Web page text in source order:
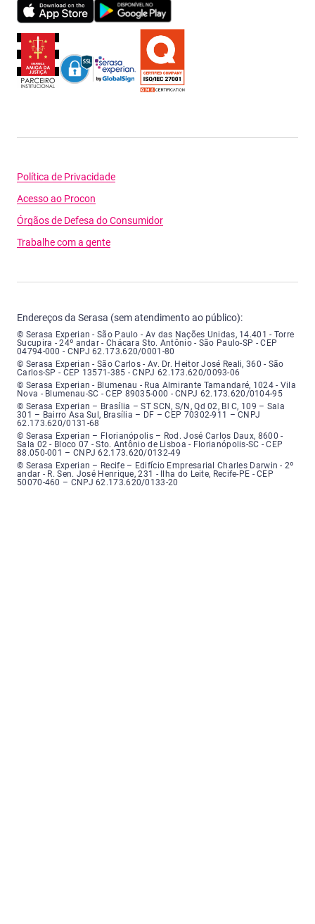
Política de Privacidade
Acesso ao Procon
Órgãos de Defesa do Consumidor
Trabalhe com a gente
Endereços da Serasa (sem atendimento ao público):
Serasa Experian - São Paulo - Endereço: Avenida das Nações Unidas,
© Serasa Experian - São Paulo - Av das Nações Unidas, 14.401 - Torre
Sucupira - 24º andar - Chácara Sto. Antônio - São Paulo-SP - CEP
04794-000 - CNPJ 62.173.620/0001-80
Serasa Experian - São Carlos - Endereço: Avenida Doutor Heitor José
© Serasa Experian - São Carlos - Av. Dr. Heitor José Reali, 360 - São
Carlos-SP - CEP 13571-385 - CNPJ 62.173.620/0093-06
Serasa Experian - Blumenau - Endereço: Rua Almirante Tamandaré,
© Serasa Experian - Blumenau - Rua Almirante Tamandaré, 1024 - Vila
Nova - Blumenau-SC - CEP 89035-000 - CNPJ 62.173.620/0104-95
Serasa Experian - Brasília, Endereço: Setor Comercial Norte, sem
© Serasa Experian – Brasília – ST SCN, S/N, Qd 02, Bl C, 109 – Sala
301 – Bairro Asa Sul, Brasília – DF – CEP 70302-911 – CNPJ
62.173.620/0131-68
Serasa Experian - Florianópolis, Endereço: Rodovia José Carlos, número
© Serasa Experian – Florianópolis – Rod. José Carlos Daux, 8600 -
Sala 02 - Bloco 07 - Sto. Antônio de Lisboa - Florianópolis-SC - CEP
88.050-001 – CNPJ 62.173.620/0132-49
Serasa Experian - Recife, Endereço: Edifício Empresarial Charles Darwin,
© Serasa Experian – Recife – Edifício Empresarial Charles Darwin - 2º
andar - R. Sen. José Henrique, 231 - Ilha do Leite, Recife-PE - CEP
50070-460 – CNPJ 62.173.620/0133-20